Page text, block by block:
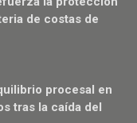
de costas de
procesal en
tras la caída del